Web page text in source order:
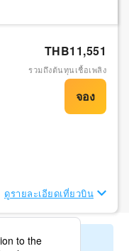
THB11,551
รวมถึงต้นทุนเชื้อเพลิง
ดูรายละเอียดเที่ยวบิน
หลืออยู่